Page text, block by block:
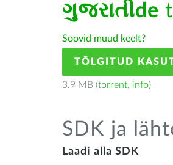
ગુજરાતીde
Soovid muud keelt?
TÕLGITUD
3.9 MB (torrent, info)
SDK ja
Laadi alla SDK